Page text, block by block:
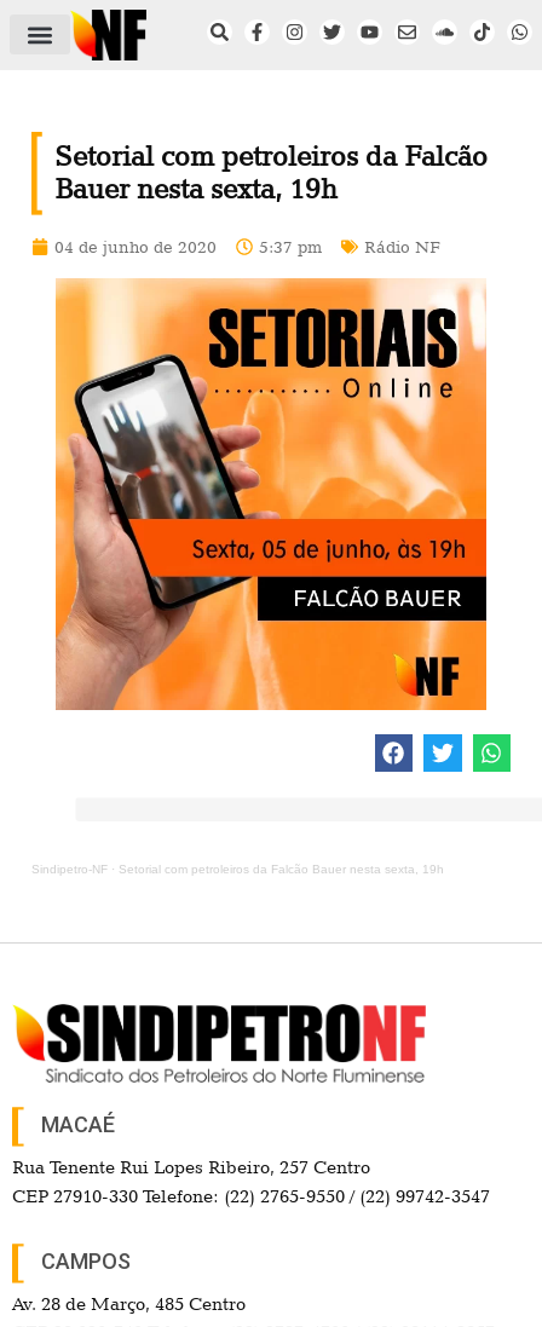
Setorial com petroleiros da Falcão
Bauer nesta sexta, 19h
04 de junho de 2020 5:37 pm Rádio NF
Sindipetro-NF · Setorial com petroleiros da Falcão Bauer nesta sexta, 19h
MACAÉ
Rua Tenente Rui Lopes Ribeiro, 257 Centro
CEP 27910-330 Telefone: (22) 2765-9550 / (22) 99742-3547
CAMPOS
Av. 28 de Março, 485 Centro